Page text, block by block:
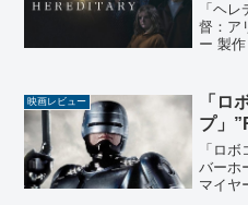
「ヘ
督：ア
ー 製
ライ
ーン、
映画レビュー
「ロ
プ」
「ロ
バーホ
マイヤ